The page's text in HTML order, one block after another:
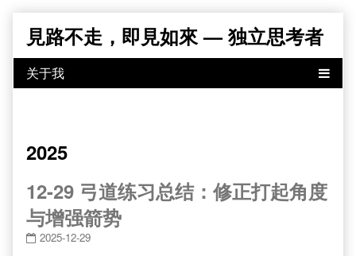
content
見路不走，即見如來 — 独立思考者
2025
12-29 弓道练习总结：修正打起角度
与增强箭势
2025-12-29